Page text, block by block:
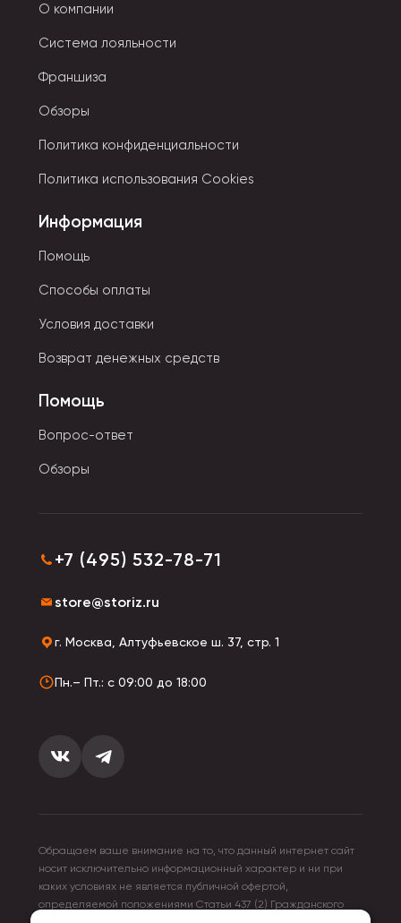
О компании
Система лояльности
Франшиза
Обзоры
Политика конфиденциальности
Политика использования Cookies
Информация
Помощь
Способы оплаты
Условия доставки
Возврат денежных средств
Помощь
Вопрос-ответ
Обзоры
+7 (495) 532-78-71
store@storiz.ru
г. Москва, Алтуфьевское ш. 37, стр. 1
Пн.– Пт.: с 09:00 до 18:00
Обращаем ваше внимание на то, что данный интернет сайт
носит исключительно информационный характер и ни при
каких условиях не является публичной офертой,
определяемой положениями Статьи 437 (2) Гражданского